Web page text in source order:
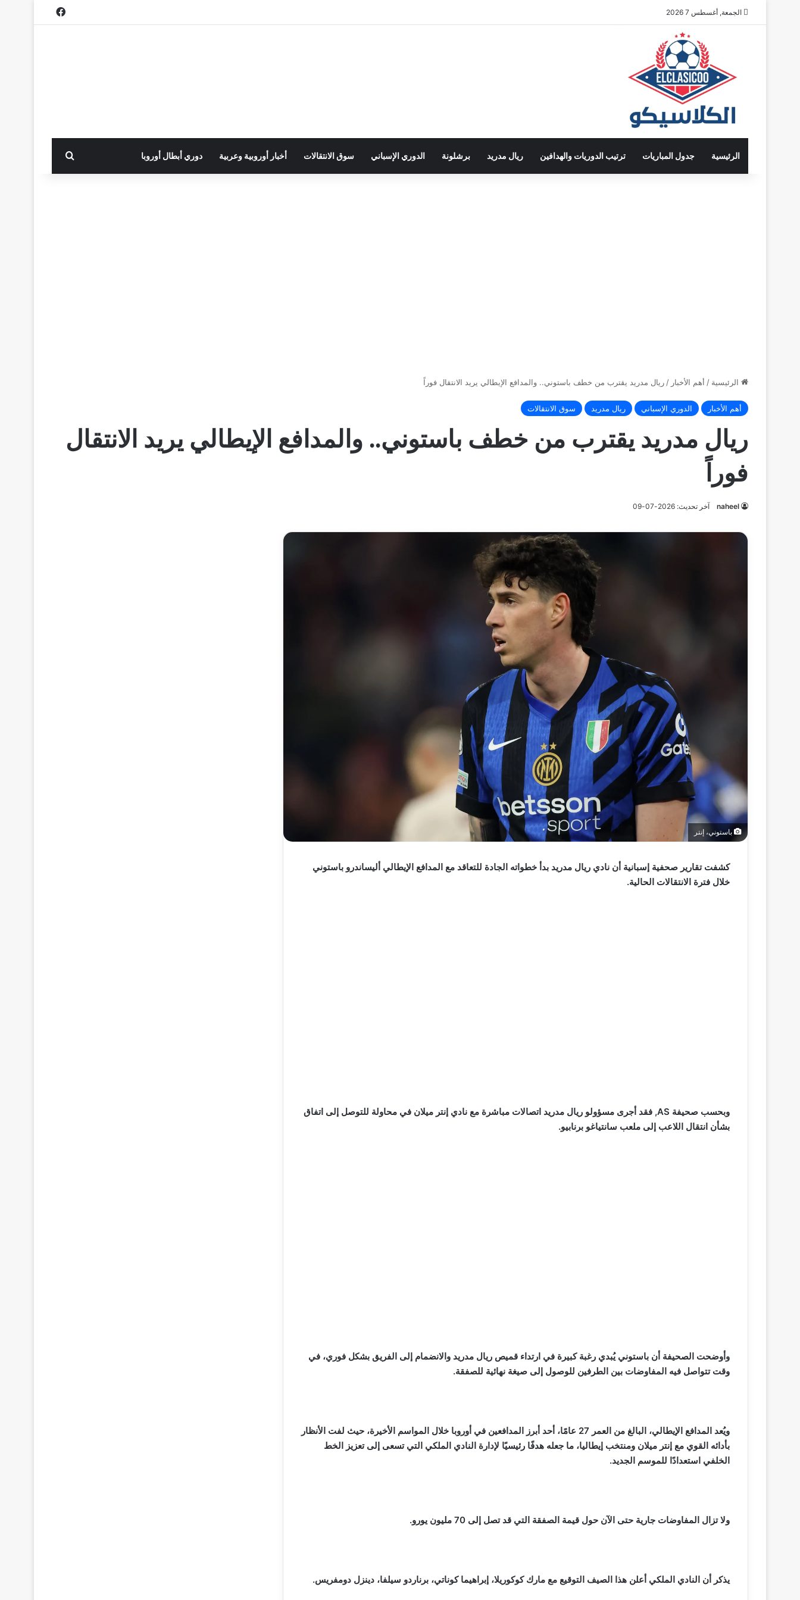
الجمعة, أغسطس 7 2026 فيسبوك
الرئيسية جدول المباريات ترتيب الدوريات والهدافين ريال مدريد برشلونة الدوري الإسباني سوق الانتقالات أخبار أوروبية وعربية دوري أبطال أوروبا بحث عن
الرئيسية / أهم الأخبار / ريال مدريد يقترب من خطف باستوني.. والمدافع الإيطالي يريد الانتقال فوراً
أهم الأخبار الدوري الإسباني ريال مدريد سوق الانتقالات
ريال مدريد يقترب من خطف باستوني.. والمدافع الإيطالي يريد الانتقال
فوراً
naheel آخر تحديث: 2026-07-09
باستوني، إنتر
كشفت تقارير صحفية إسبانية أن نادي ريال مدريد بدأ خطواته الجادة للتعاقد مع المدافع الإيطالي أليساندرو باستوني
خلال فترة الانتقالات الحالية.
وبحسب صحيفة AS, فقد أجرى مسؤولو ريال مدريد اتصالات مباشرة مع نادي إنتر ميلان في محاولة للتوصل إلى اتفاق
بشأن انتقال اللاعب إلى ملعب سانتياغو برنابيو.
وأوضحت الصحيفة أن باستوني يُبدي رغبة كبيرة في ارتداء قميص ريال مدريد والانضمام إلى الفريق بشكل فوري، في
وقت تتواصل فيه المفاوضات بين الطرفين للوصول إلى صيغة نهائية للصفقة.
ويُعد المدافع الإيطالي، البالغ من العمر 27 عامًا، أحد أبرز المدافعين في أوروبا خلال المواسم الأخيرة، حيث لفت الأنظار
بأدائه القوي مع إنتر ميلان ومنتخب إيطاليا، ما جعله هدفًا رئيسيًا لإدارة النادي الملكي التي تسعى إلى تعزيز الخط
الخلفي استعدادًا للموسم الجديد.
ولا تزال المفاوضات جارية حتى الآن حول قيمة الصفقة التي قد تصل إلى 70 مليون يورو.
يذكر أن النادي الملكي أعلن هذا الصيف التوقيع مع مارك كوكوريلا، إبراهيما كوناتي، برناردو سيلفا، دينزل دومفريس.